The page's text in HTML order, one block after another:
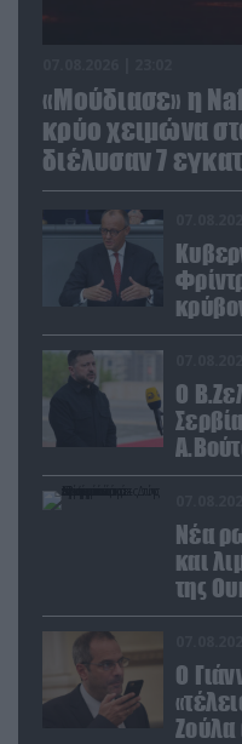
«Μούδιασε» η
κρύο χειμώνα
διέλυσαν 7
ουκρανικού
Ο
Α.Βούτσιτς –
στις
Νέα
και
της
Ο
Ζούλα